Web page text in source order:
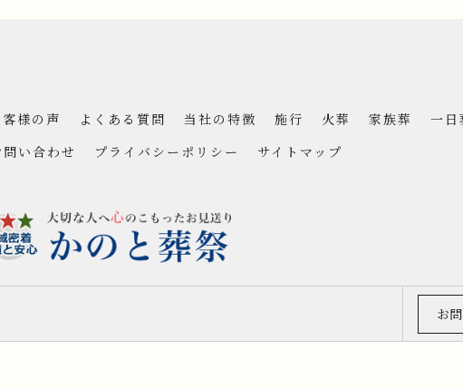
お
様の声 よくある質問 当社の特徴 施行 火葬 家族葬 一日
問い合わせ プライバシーポリシー サイトマップ
らかのと葬祭(坂戸セレモニーホール) ALL RIGHTS RESERVED.